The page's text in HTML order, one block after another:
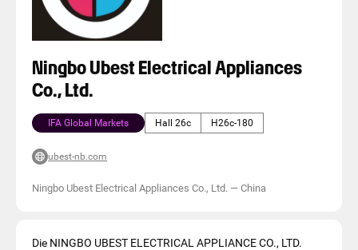
Ningbo Ubest Electrical Appliances
Co., Ltd.
IFA Global Markets Hall 26c H26c-180
ubest-nb.com
Ningbo Ubest Electrical Appliances Co., Ltd. — China
Die NINGBO UBEST ELECTRICAL APPLIANCE CO., LTD.